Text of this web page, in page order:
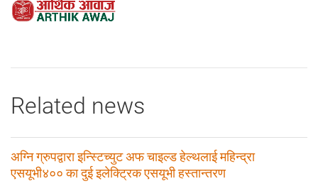
Related news
अग्नि ग्रुपद्वारा इन्स्टिच्युट अफ चाइल्ड हेल्थलाई महिन्द्रा
एसयूभी४०० का दुई इलेक्ट्रिक एसयूभी हस्तान्तरण